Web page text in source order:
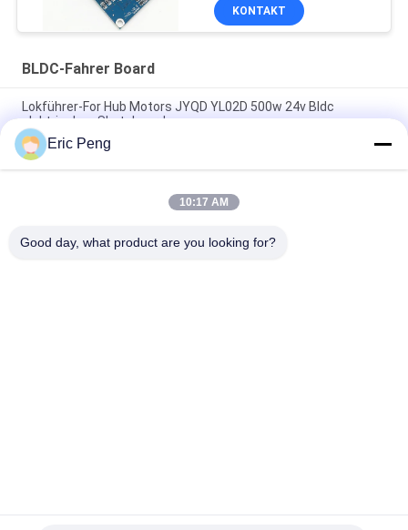
KONTAKT
BLDC-Fahrer Board
Lokführer-For Hub Motors JYQD YL02D 500w 24v Bldc
elektrisches Skateboard
Hall-Sensor 110V 220V 12V 24v schwanzloser DC-
Bewegungskontrolleur Pwm
JYQD - V7.5E 36 zum Dreiphasenfahrer Board mosfet-72VDC
Eric Peng
10:17 AM
Good day, what product are you looking for?